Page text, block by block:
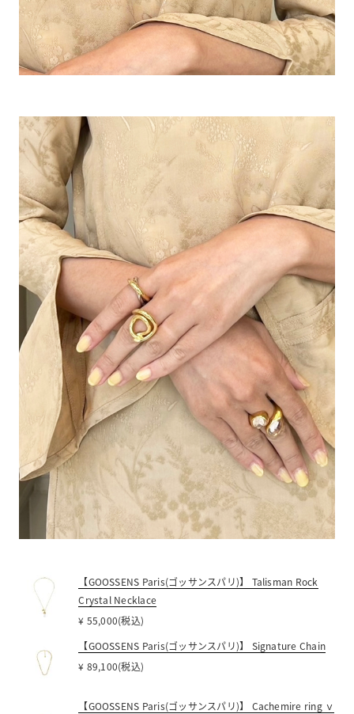
【GOOSSENS Paris(ゴッサンスパリ)】 Talisman Rock
Crystal Necklace
¥ 55,000(税込)
【GOOSSENS Paris(ゴッサンスパリ)】 Signature Chain
¥ 89,100(税込)
【GOOSSENS Paris(ゴッサンスパリ)】 Cachemire ring ｖ